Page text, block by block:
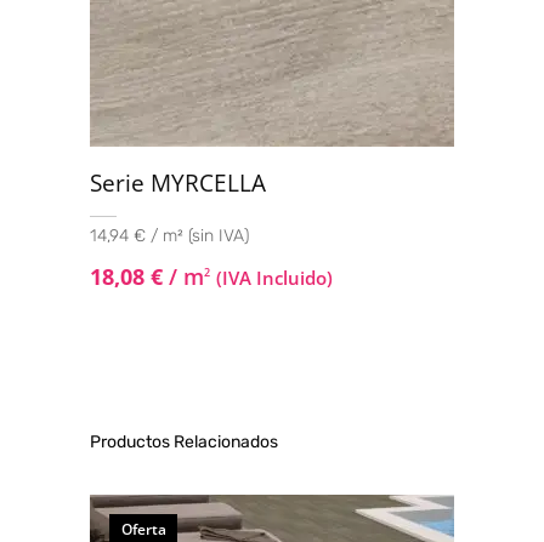
Serie MYRCELLA
14,94 € / m² (sin IVA)
18,08 € / m2 (IVA Incluido)
Productos Relacionados
Oferta